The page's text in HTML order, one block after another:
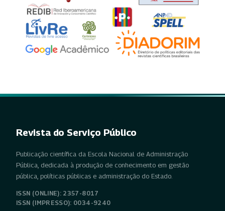
Revista do Serviço Público
Publicação científica da Escola Nacional de Administração
Pública, dedicada à produção de conhecimento em gestão
pública, políticas públicas e administração do Estado.
ISSN (ONLINE): 2357-8017
ISSN (IMPRESSO): 0034-9240